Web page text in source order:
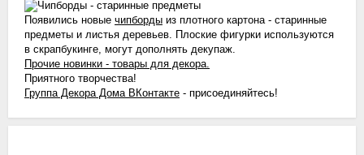
Появились новые чипборды из плотного картона - старинные
предметы и листья деревьев. Плоские фигурки используются
в скрапбукинге, могут дополнять декупаж.
Прочие новинки - товары для декора.
Приятного творчества!
Группа Декора Дома ВКонтакте - присоединяйтесь!